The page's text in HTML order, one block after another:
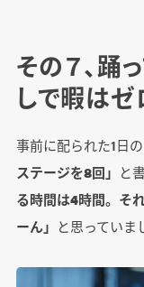
その７、踊
しで暇はゼ
事前に配られた1日
ステージを8回」 と
る時間は4時間。そ
ーん」 と思っていま